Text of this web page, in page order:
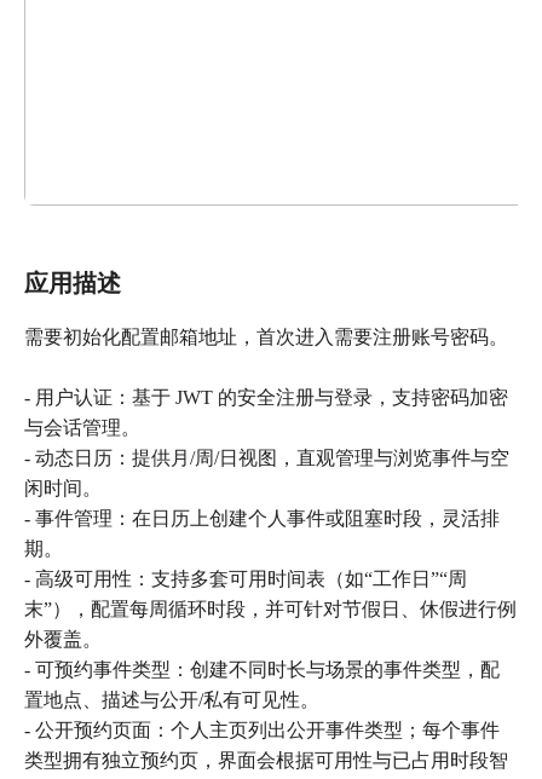
应用描述
需要初始化配置邮箱地址，首次进入需要注册账号密码。
- 用户认证：基于 JWT 的安全注册与登录，支持密码加密
与会话管理。
- 动态日历：提供月/周/日视图，直观管理与浏览事件与空
闲时间。
- 事件管理：在日历上创建个人事件或阻塞时段，灵活排
期。
- 高级可用性：支持多套可用时间表（如“工作日”“周
末”），配置每周循环时段，并可针对节假日、休假进行例
外覆盖。
- 可预约事件类型：创建不同时长与场景的事件类型，配
置地点、描述与公开/私有可见性。
- 公开预约页面：个人主页列出公开事件类型；每个事件
类型拥有独立预约页，界面会根据可用性与已占用时段智